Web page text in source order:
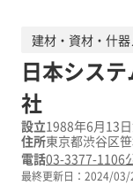
建材・資材・什
日本シス
社
設立1988年6月13日
住所東京都渋谷区
電話03-3377-1106
最終更新日： 2024/03/